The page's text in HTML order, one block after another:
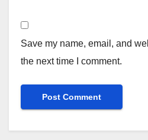
Save my name, email, and
the next time I comment.